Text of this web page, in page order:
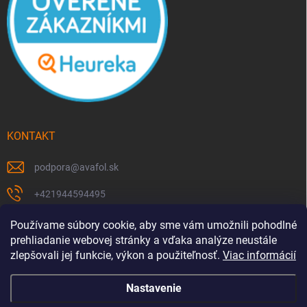
Používame súbory cookie, aby sme vám umožnili pohodlné
prehliadanie webovej stránky a vďaka analýze neustále
zlepšovali jej funkcie, výkon a použiteľnosť. Viac informácií
Nastavenie
KONTAKT
podpora@avafol.sk
+421944594495
https://www.facebook.com/p/avafolsk-100091961793102/
avafol.sk/